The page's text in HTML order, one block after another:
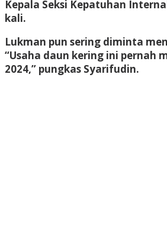
Kepala Seksi Kepatuhan
kali.
Lukman pun sering diminta
“Usaha daun kering ini pernah
2024,” pungkas Syarifudin.